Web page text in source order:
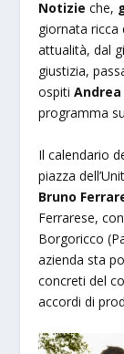
Notizie che,
giornata ricca
attualità, dal
giustizia,
ospiti
programma
Il calendario
piazza
Bruno
Ferrarese,
Borgoricco
azienda sta
concreti del
accordi di